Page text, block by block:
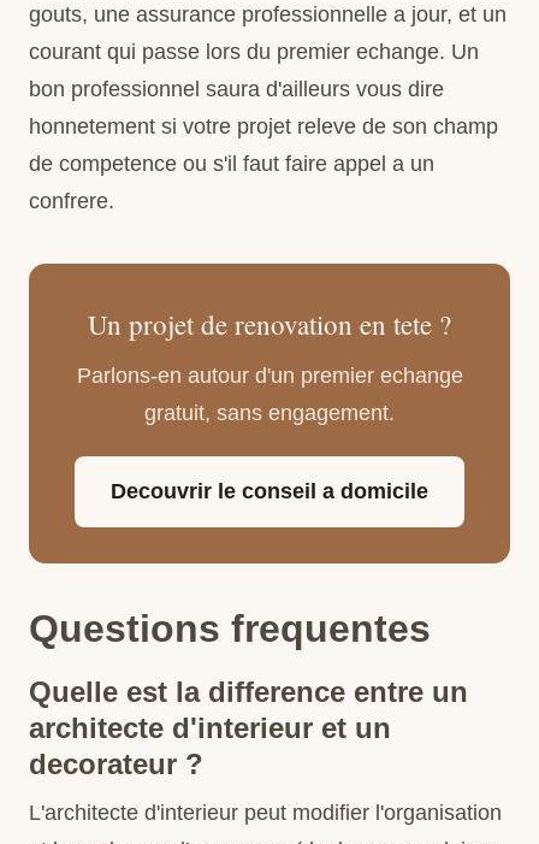
gouts, une assurance professionnelle a jour, et un
courant qui passe lors du premier echange. Un
bon professionnel saura d'ailleurs vous dire
honnetement si votre projet releve de son champ
de competence ou s'il faut faire appel a un
confrere.
Un projet de renovation en tete ?
Parlons-en autour d'un premier echange
gratuit, sans engagement.
Decouvrir le conseil a domicile
Questions frequentes
Quelle est la difference entre un
architecte d'interieur et un
decorateur ?
L'architecte d'interieur peut modifier l'organisation